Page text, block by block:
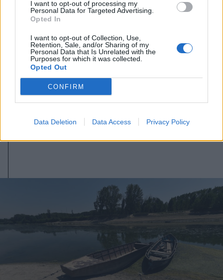
I want to opt-out of processing my
Personal Data for Targeted Advertising.
Opted In
I want to opt-out of Collection, Use,
Retention, Sale, and/or Sharing of my
Personal Data that Is Unrelated with the
Purposes for which it was collected.
Opted Out
CONFIRM
Data Deletion Data Access Privacy Policy
2026. augusztus 07., péntek
Szeptember elejéig még marad a
veszélyhelyzet Parajdon